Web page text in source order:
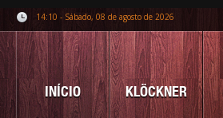
14:10 - Sábado, 08 de agosto de 2026
INÍCIO KLÖCKNER